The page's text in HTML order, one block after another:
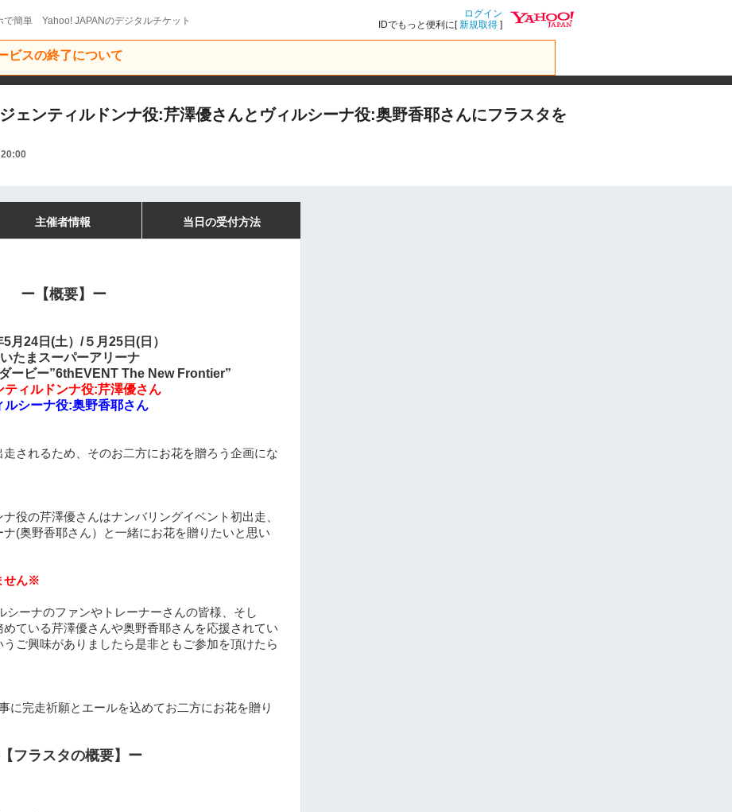
で簡単 Yahoo! JAPANのデジタルチケット
ログイン
IDでもっと便利に[新規取得 ]
ビスの終了について
ェンティルドンナ役:芹澤優さんとヴィルシーナ役:奥野香耶さんにフラスタを
主催者情報 当日の受付方法
ー【概要】ー
月24日(土）/５月25日(日）
たまスーパーアリーナ
ービー”6thEVENT The New Frontier”
ティルドンナ役:芹澤優さん
ルシーナ役:奥野香耶さん
されるため、そのお二方にお花を贈ろう企画にな
役の芹澤優さんはナンバリングイベント初出走、
(奥野香耶さん）と一緒にお花を贈りたいと思い
せん※
ーナのファンやトレーナーさんの皆様、そし
ている芹澤優さんや奥野香耶さんを応援されてい
ご興味がありましたら是非ともご参加を頂けたら
に完走祈願とエールを込めてお二方にお花を贈り
フラスタの概要】ー